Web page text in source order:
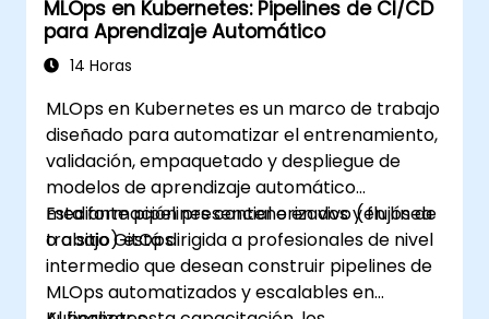
Monitorear, mantener y escalar
soluciones de IA de manera efectiva.
MLOps en Kubernetes: Pipelines de CI/CD
para Aprendizaje Automático
14 Horas
MLOps en Kubernetes es un marco de trabajo
diseñado para automatizar el entrenamiento,
validación, empaquetado y despliegue de
modelos de aprendizaje automático
mediante pipelines contenerizados y flujos de
trabajo GitOps.
Esta formación presencial o en vivo (en línea
o a sitio) está dirigida a profesionales de nivel
intermedio que desean construir pipelines de
MLOps automatizados y escalables en